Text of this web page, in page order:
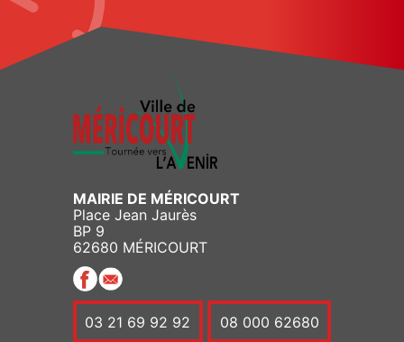
MAIRIE DE MÉRICOURT
Place Jean Jaurès
BP 9
62680 MÉRICOURT
03 21 69 92 92 08 000 62680